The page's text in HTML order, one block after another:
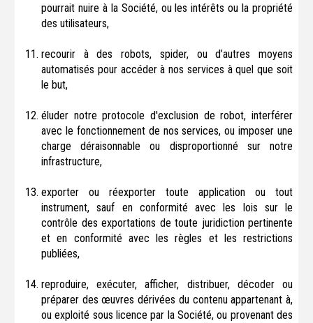
pourrait nuire à la Société, ou les intérêts ou la propriété
des utilisateurs,
recourir à des robots, spider, ou d’autres moyens
automatisés pour accéder à nos services à quel que soit
le but,
éluder notre protocole d'exclusion de robot, interférer
avec le fonctionnement de nos services, ou imposer une
charge déraisonnable ou disproportionné sur notre
infrastructure,
exporter ou réexporter toute application ou tout
instrument, sauf en conformité avec les lois sur le
contrôle des exportations de toute juridiction pertinente
et en conformité avec les règles et les restrictions
publiées,
reproduire, exécuter, afficher, distribuer, décoder ou
préparer des œuvres dérivées du contenu appartenant à,
ou exploité sous licence par la Société, ou provenant des